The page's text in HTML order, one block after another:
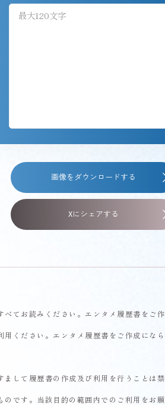
画像をダウンロードする
Xにシェアする
てお読みください。エンタメ履歴書をご作
ください。エンタメ履歴書をご作成になら
して履歴書の作成及び利用を行うことは禁
です。当該目的の範囲内でのご利用をお願